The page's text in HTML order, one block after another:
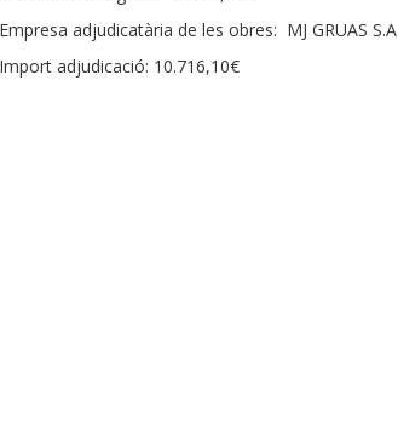
Empresa adjudicatària de les obres: MJ GRUAS S.A
Import adjudicació: 10.716,10€